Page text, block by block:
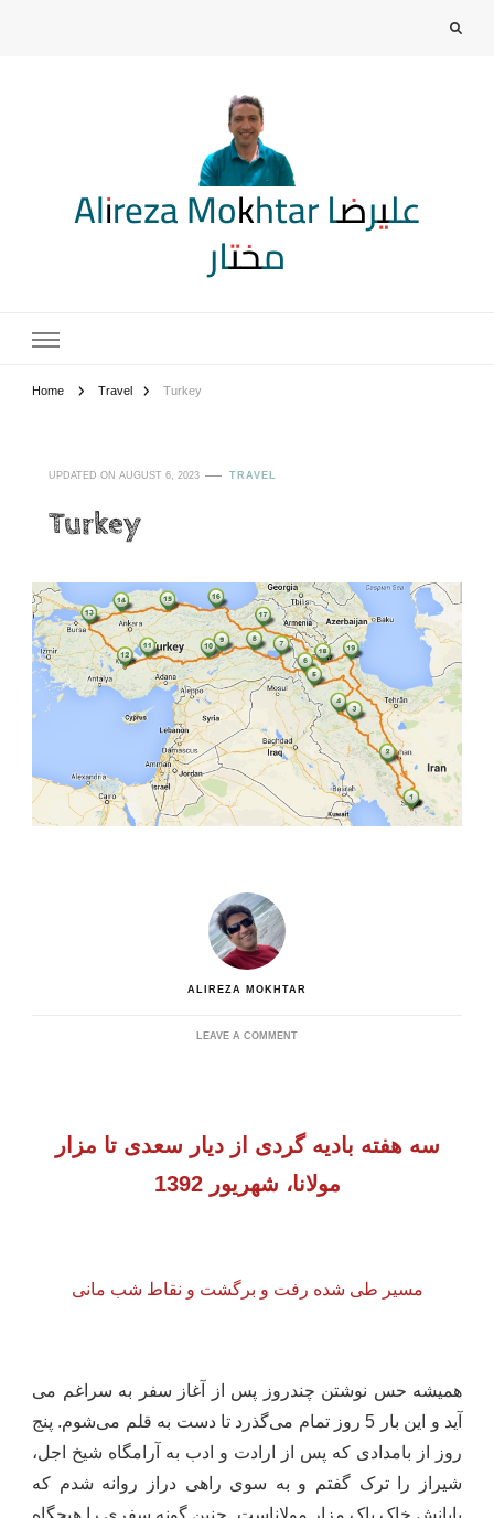
Alireza Mokhtar علیرضا
مختار
Home Travel Turkey
UPDATED ON AUGUST 6, 2023 TRAVEL
Turkey
ALIREZA MOKHTAR
LEAVE A COMMENTON
سه هفته بادیه گردی از دیار سعدی تا مزار
مولانا، شهریور 1392
مسیر طی شده رفت و برگشت و نقاط شب مانی
همیشه حس نوشتن چندروز پس از آغاز سفر به سراغم می
آید و این بار 5 روز تمام می
گذرد تا دست به قلم میشوم. پنج
روز از بامدادی که پس از ارادت و ادب به آرامگاه شیخ اجل،
شیراز را ترک گفتم و به سوی راهی دراز روانه شدم که
پایانش خاک پاک مزار مولاناست. چنین گونه سفری را هیچگاه